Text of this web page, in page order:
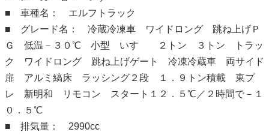
■ 車種名： エルフトラック
■ グレード名： 冷蔵冷凍車 ワイドロング 跳ね上げＰ
Ｇ 低温－３０℃ 小型 いすゞ ２トン ３トン トラッ
ク ワイドロング 跳ね上げゲート 冷凍冷蔵車 両サイド
扉 アルミ縞床 ラッシング２段 １．９トン積載 東プ
レ 新明和 リモコン スタート１２．５℃／２時間で－１
０．５℃
■ 排気量： 2990cc